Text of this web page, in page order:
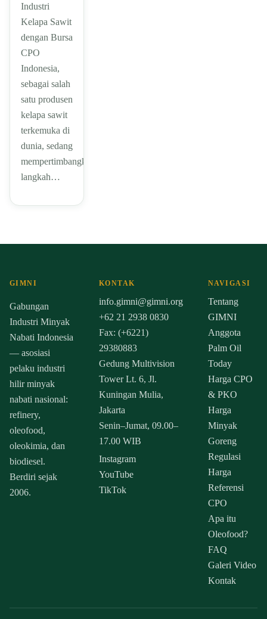
Industri
Kelapa Sawit
dengan Bursa
CPO
Indonesia,
sebagai salah
satu produsen
kelapa sawit
terkemuka di
dunia, sedang
mempertimbangkan
langkah…
GIMNI
Gabungan
Industri Minyak
Nabati Indonesia
— asosiasi
pelaku industri
hilir minyak
nabati nasional:
refinery,
oleofood,
oleokimia, dan
biodiesel.
Berdiri sejak
2006.
KONTAK
info.gimni@gimni.org
+62 21 2938 0830
Fax: (+6221)
29380883
Gedung Multivision
Tower Lt. 6, Jl.
Kuningan Mulia,
Jakarta
Senin–Jumat, 09.00–
17.00 WIB
Instagram
YouTube
TikTok
NAVIGASI
Tentang
GIMNI
Anggota
Palm Oil
Today
Harga CPO
& PKO
Harga
Minyak
Goreng
Regulasi
Harga
Referensi
CPO
Apa itu
Oleofood?
FAQ
Galeri Video
Kontak